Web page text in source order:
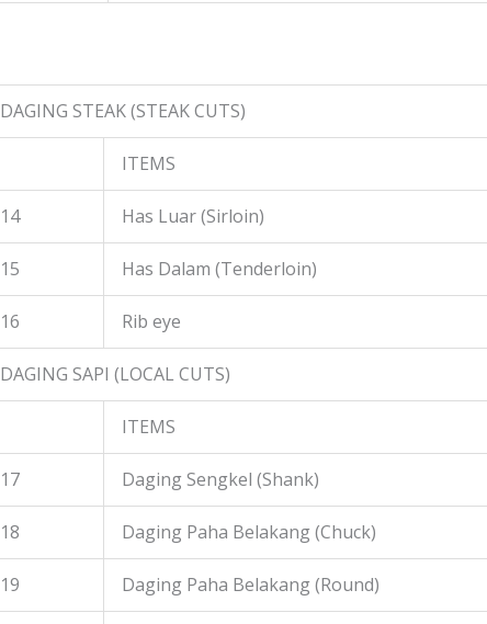
DAGING STEAK (STEAK CUTS)
ITEMS
14 Has Luar (Sirloin)
15 Has Dalam (Tenderloin)
16 Rib eye
DAGING SAPI (LOCAL CUTS)
ITEMS
17 Daging Sengkel (Shank)
18 Daging Paha Belakang (Chuck)
19 Daging Paha Belakang (Round)